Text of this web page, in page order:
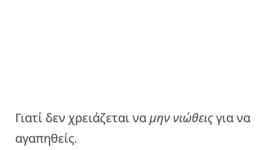
Γιατί δεν χρειάζεται ναμην νιώθειςγια να
αγαπηθείς.